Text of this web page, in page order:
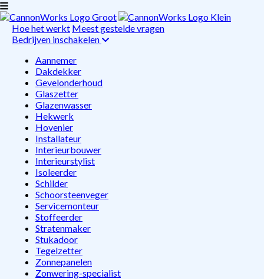
Hoe het werkt Meest gestelde vragen
Bedrijven inschakelen
Aannemer
Dakdekker
Gevelonderhoud
Glaszetter
Glazenwasser
Hekwerk
Hovenier
Installateur
Interieurbouwer
Interieurstylist
Isoleerder
Schilder
Schoorsteenveger
Servicemonteur
Stoffeerder
Stratenmaker
Stukadoor
Tegelzetter
Zonnepanelen
Zonwering-specialist